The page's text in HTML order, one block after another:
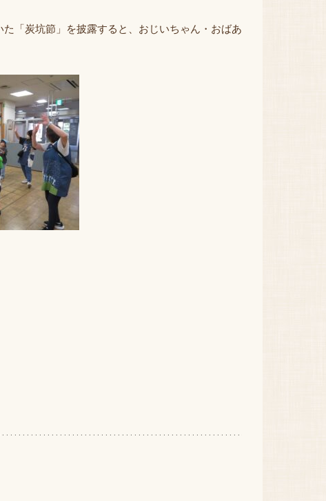
「炭坑節」を披露すると、おじいちゃん・おばあ